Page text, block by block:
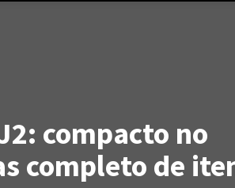
compacto no
completo de